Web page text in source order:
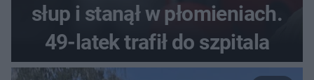
słup i stanął w płomieniach.
49-latek trafił do szpitala